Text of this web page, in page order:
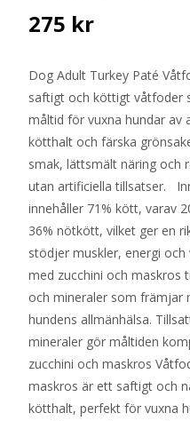
275 kr
Dog Adult Turkey Paté
saftigt och köttigt våtfoder
måltid för vuxna hundar av
kötthalt och färska
smak, lättsmält näring och
utan artificiella tillsatser.
innehåller 71% kött, varav
36% nötkött, vilket ger en
stödjer muskler, energi
med zucchini och maskros
och mineraler som främjar
hundens allmänhälsa.
mineraler gör måltiden
zucchini och maskros
maskros är ett saftigt och
kötthalt, perfekt för vuxna